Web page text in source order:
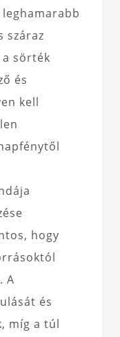
száraz
sörték
és
kell
hogy
A
és
míg a túl